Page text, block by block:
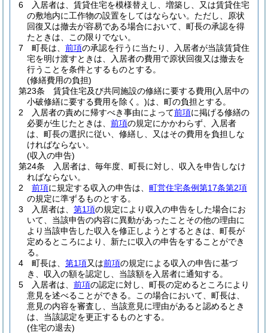
6
入居者は、賃貸住宅を模様替えし、増築し、又は賃貸住宅
の敷地内に工作物の設置をしてはならない。 ただし、原状
回復又は撤去が容易である場合において、町長の承認を得
たときは、この限りでない。
7
町長は、 前項の承認を行うに当たり、入居者が当該賃貸住
宅を明け渡すときは、入居者の費用で原状回復又は撤去を
行うことを条件とするものとする。
(修繕費用の負担)
第23条
賃貸住宅及び共同施設の修繕に要する費用(入居中の
小破修繕に要する費用を除く。)は、町の負担とする。
2
入居者の責めに帰すべき事由によって前項に掲げる修繕の
必要が生じたときは、 前項の規定にかかわらず、入居者
は、町長の選択に従い、修繕し、又はその費用を負担しな
ければならない。
(収入の申告)
第24条
入居者は、毎年度、町長に対し、収入を申告しなけ
ればならない。
2
前項に規定する収入の申告は、 町営住宅条例第17条第2項
の規定に準ずるものとする。
3
入居者は、 第1項の規定により収入の申告をした場合にお
いて、当該申告の内容に異動があったことその他の理由に
より当該申告した収入を修正しようとするときは、町長が
定めるところにより、新たに収入の申告をすることができ
る。
4
町長は、 第1項又は前項の規定による収入の申告に基づ
き、収入の額を認定し、当該額を入居者に通知する。
5
入居者は、 前項の認定に対し、町長の定めるところにより
意見を述べることができる。
この場合において、町長は、
意見の内容を審査し、当該意見に理由があると認めるとき
は、当該認定を更正するものとする。
(住宅の退去)